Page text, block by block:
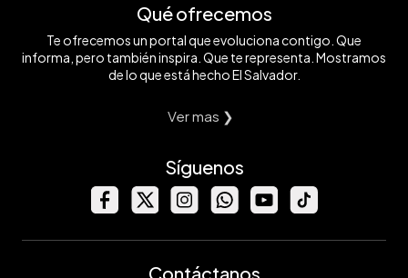
Qué ofrecemos
Te ofrecemos un portal que evoluciona contigo. Que
informa, pero también inspira. Que te representa. Mostramos
de lo que está hecho El Salvador.
Ver mas ❯
Síguenos
Contáctanos